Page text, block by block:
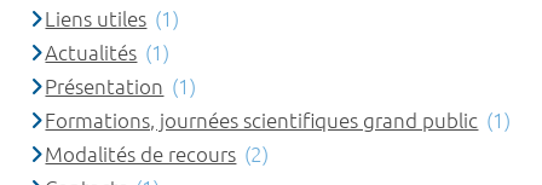
Liens utiles (1)
Actualités (1)
Présentation (1)
Formations, journées scientifiques grand public (1)
Modalités de recours (2)